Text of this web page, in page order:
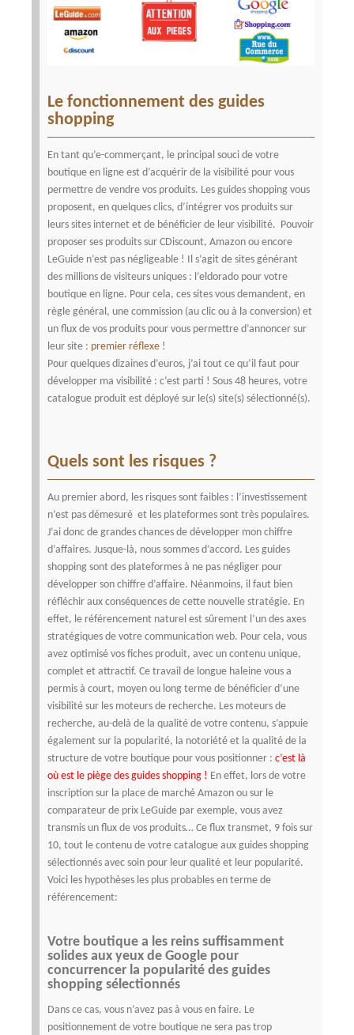
Le fonctionnement des guides
shopping
En tant qu’e-commerçant, le principal souci de votre
boutique en ligne est d’acquérir de la visibilité pour vous
permettre de vendre vos produits. Les guides shopping vous
proposent, en quelques clics, d’intégrer vos produits sur
leurs sites internet et de bénéficier de leur visibilité. Pouvoir
proposer ses produits sur CDiscount, Amazon ou encore
LeGuide n’est pas négligeable ! Il s’agit de sites générant
des millions de visiteurs uniques : l’eldorado pour votre
boutique en ligne. Pour cela, ces sites vous demandent, en
règle général, une commission (au clic ou à la conversion) et
un flux de vos produits pour vous permettre d’annoncer sur
leur site : premier réflexe !
Pour quelques dizaines d’euros, j’ai tout ce qu’il faut pour
développer ma visibilité : c’est parti ! Sous 48 heures, votre
catalogue produit est déployé sur le(s) site(s) sélectionné(s).
Quels sont les risques ?
Au premier abord, les risques sont faibles : l’investissement
n’est pas démesuré et les plateformes sont très populaires.
J’ai donc de grandes chances de développer mon chiffre
d’affaires. Jusque-là, nous sommes d’accord. Les guides
shopping sont des plateformes à ne pas négliger pour
développer son chiffre d’affaire. Néanmoins, il faut bien
réfléchir aux conséquences de cette nouvelle stratégie. En
effet, le référencement naturel est sûrement l’un des axes
stratégiques de votre communication web. Pour cela, vous
avez optimisé vos fiches produit, avec un contenu unique,
complet et attractif. Ce travail de longue haleine vous a
permis à court, moyen ou long terme de bénéficier d’une
visibilité sur les moteurs de recherche. Les moteurs de
recherche, au-delà de la qualité de votre contenu, s’appuie
également sur la popularité, la notoriété et la qualité de la
structure de votre boutique pour vous positionner : c’est là
où est le piège des guides shopping ! En effet, lors de votre
inscription sur la place de marché Amazon ou sur le
comparateur de prix LeGuide par exemple, vous avez
transmis un flux de vos produits… Ce flux transmet, 9 fois sur
10, tout le contenu de votre catalogue aux guides shopping
sélectionnés avec soin pour leur qualité et leur popularité.
Voici les hypothèses les plus probables en terme de
référencement:
Votre boutique a les reins suffisamment
solides aux yeux de Google pour
concurrencer la popularité des guides
shopping sélectionnés
Dans ce cas, vous n’avez pas à vous en faire. Le
positionnement de votre boutique ne sera pas trop